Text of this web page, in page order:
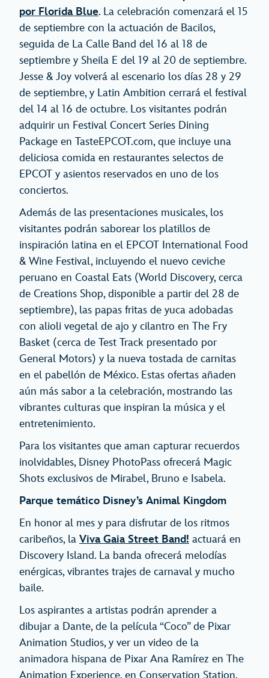
por Florida Blue. La celebración comenzará el 15
de septiembre con la actuación de Bacilos,
seguida de La Calle Band del 16 al 18 de
septiembre y Sheila E del 19 al 20 de septiembre.
Jesse & Joy volverá al escenario los días 28 y 29
de septiembre, y Latin Ambition cerrará el festival
del 14 al 16 de octubre. Los visitantes podrán
adquirir un Festival Concert Series Dining
Package en TasteEPCOT.com, que incluye una
deliciosa comida en restaurantes selectos de
EPCOT y asientos reservados en uno de los
conciertos.
Además de las presentaciones musicales, los
visitantes podrán saborear los platillos de
inspiración latina en el EPCOT International Food
& Wine Festival, incluyendo el nuevo ceviche
peruano en Coastal Eats (World Discovery, cerca
de Creations Shop, disponible a partir del 28 de
septiembre), las papas fritas de yuca adobadas
con alioli vegetal de ajo y cilantro en The Fry
Basket (cerca de Test Track presentado por
General Motors) y la nueva tostada de carnitas
en el pabellón de México. Estas ofertas añaden
aún más sabor a la celebración, mostrando las
vibrantes culturas que inspiran la música y el
entretenimiento.
Para los visitantes que aman capturar recuerdos
inolvidables, Disney PhotoPass ofrecerá Magic
Shots exclusivos de Mirabel, Bruno e Isabela.
Parque temático Disney’s Animal Kingdom
En honor al mes y para disfrutar de los ritmos
caribeños, la Viva Gaia Street Band! actuará en
Discovery Island. La banda ofrecerá melodías
enérgicas, vibrantes trajes de carnaval y mucho
baile.
Los aspirantes a artistas podrán aprender a
dibujar a Dante, de la película “Coco” de Pixar
Animation Studios, y ver un video de la
animadora hispana de Pixar Ana Ramírez en The
Animation Experience, en Conservation Station.